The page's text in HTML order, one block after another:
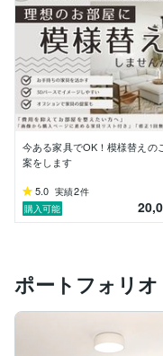
どうぞよろしくお願
【経歴】
ー2014
建築系大学院を卒業
都内のインテリアデ
店舗内装設計はもち
ブランドコンセプト
ー2016
結婚を機に転居し、
ー2018-2021
出産育児のため子育
今ある家具でOK！模様替えの
案をします
5.0 実績2件
購入可能
ポートフォリオ